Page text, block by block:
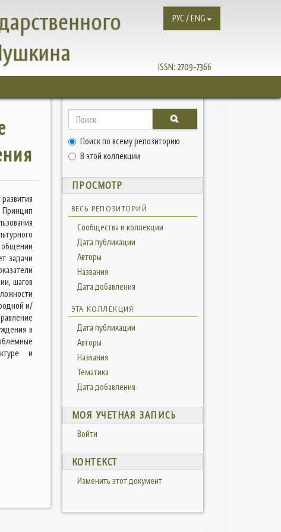
ISSN: 2709-7366
РУС / ENG
Принцип
общении
задачи
шагов
и/
в
и
Поиск по всему репозиторию
В этой коллекции
ПРОСМОТР
ВЕСЬ РЕПОЗИТОРИЙ
Сообщества и коллекции
Дата публикации
Авторы
Названия
Дата добавления
ЭТА КОЛЛЕКЦИЯ
Дата публикации
Авторы
Названия
Тематика
Дата добавления
МОЯ УЧЕТНАЯ ЗАПИСЬ
Войти
КОНТЕКСТ
Изменить этот документ